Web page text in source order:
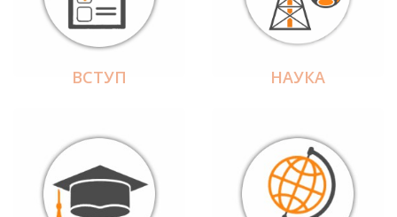
ВСТУП НАУКА